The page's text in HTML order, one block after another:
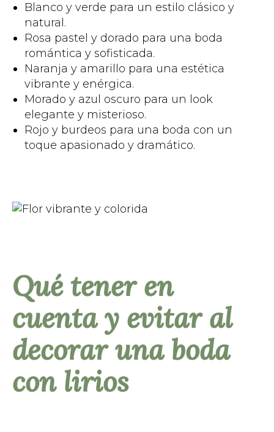
Blanco y verde para un estilo clásico y
natural.
Rosa pastel y dorado para una boda
romántica y sofisticada.
Naranja y amarillo para una estética
vibrante y enérgica.
Morado y azul oscuro para un look
elegante y misterioso.
Rojo y burdeos para una boda con un
toque apasionado y dramático.
Qué tener en
cuenta y evitar al
decorar una boda
con lirios